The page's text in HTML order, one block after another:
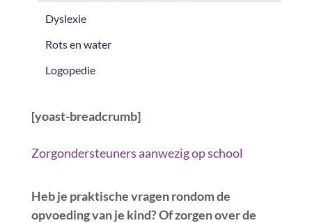
Dyslexie
Rots en water
Logopedie
[yoast-breadcrumb]
Zorgondersteuners aanwezig op school
Heb je praktische vragen rondom de
opvoeding van je kind? Of zorgen over de